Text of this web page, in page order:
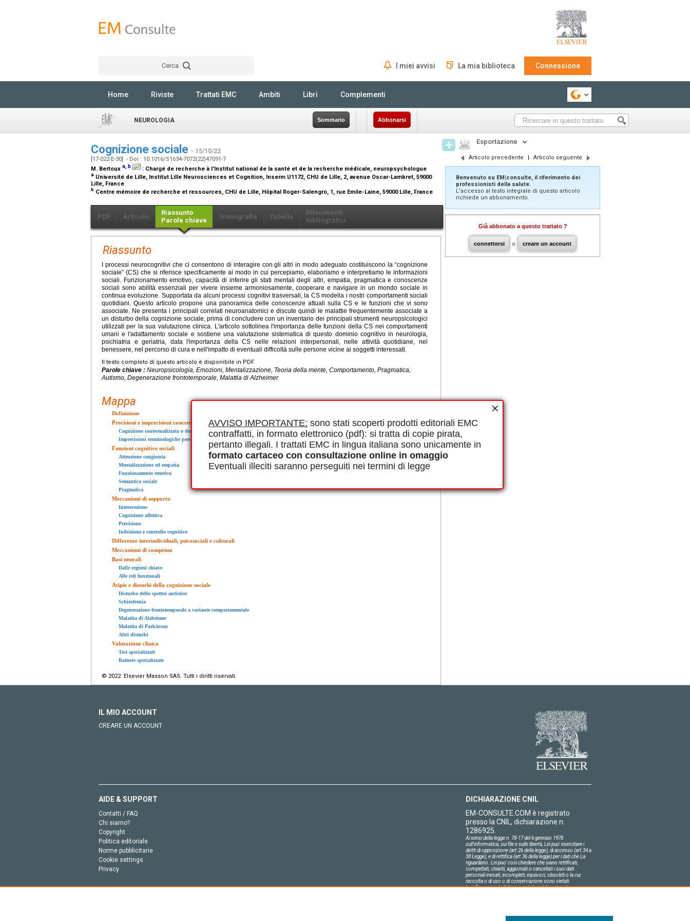
AVVISO IMPORTANTE: sono stati scoperti prodotti editoriali EMC
contraffatti, in formato elettronico (pdf): si tratta di copie pirata,
pertanto illegali. I trattati EMC in lingua italiana sono unicamente in
formato cartaceo con consultazione online in omaggio
Eventuali illeciti saranno perseguiti nei termini di legge
Cerca I miei avvisi La mia biblioteca Connessione
Home Riviste Trattati EMC Ambiti Libri Complementi
NEUROLOGIA Sommario Abbonarsi
Cognizione sociale - 15/10/22
[17-022-E-30] - Doi : 10.1016/S1634-7072(22)47091-7
M. Bertoux a, b : Chargé de recherche à l'Institut national de la santé et de la recherche médicale, neuropsychologue
a Université de Lille, Institut Lille Neurosciences et Cognition, Inserm U1172, CHU de Lille, 2, avenue Oscar-Lambret, 59000
Lille, France
b Centre mémoire de recherche et ressources, CHU de Lille, Hôpital Roger-Salengro, 1, rue Emile-Laine, 59000 Lille, France
PDF Articolo
Riassunto
Parole chiave
Iconografia Tabelle
Riferimenti
bibliografici
Riassunto
I processi neurocognitivi che ci consentono di interagire con gli altri in modo adeguato costituiscono la “cognizione
sociale” (CS) che si riferisce specificamente al modo in cui percepiamo, elaboriamo e interpretiamo le informazioni
sociali. Funzionamento emotivo, capacità di inferire gli stati mentali degli altri, empatia, pragmatica e conoscenze
sociali sono abilità essenziali per vivere insieme armoniosamente, cooperare e navigare in un mondo sociale in
continua evoluzione. Supportata da alcuni processi cognitivi trasversali, la CS modella i nostri comportamenti sociali
quotidiani. Questo articolo propone una panoramica delle conoscenze attuali sulla CS e le funzioni che vi sono
associate. Ne presenta i principali correlati neuroanatomici e discute quindi le malattie frequentemente associate a
un disturbo della cognizione sociale, prima di concludere con un inventario dei principali strumenti neuropsicologici
utilizzati per la sua valutazione clinica. L'articolo sottolinea l'importanza delle funzioni della CS nei comportamenti
umani e l'adattamento sociale e sostiene una valutazione sistematica di questo dominio cognitivo in neurologia,
psichiatria e geriatria, data l'importanza della CS nelle relazioni interpersonali, nelle attività quotidiane, nel
benessere, nel percorso di cura e nell'impatto di eventuali difficoltà sulle persone vicine ai soggetti interessati.
Il testo completo di questo articolo è disponibile in PDF.
Parole chiave : Neuropsicologia, Emozioni, Mentalizzazione, Teoria della mente, Comportamento, Pragmatica,
Autismo, Degenerazione frontotemporale, Malattia di Alzheimer
Mappa
Definizione
Precisioni e imprecisioni concettuali
Cognizione contestualizzata o dominio specifico?
Imprecisioni terminologiche persistenti
Funzioni cognitive sociali
Attenzione congiunta
Mentalizzazione ed empatia
Funzionamento emotivo
Semantica sociale
Pragmatica
Meccanismi di supporto
Interocezione
Cognizione affettiva
Previsione
Inibizione e controllo cognitivo
Differenze interindividuali, psicosociali e culturali
Meccanismi di compenso
Basi neurali
Dalle regioni chiave
Alle reti funzionali
Atipie e disturbi della cognizione sociale
Disturbo dello spettro autistico
Schizofrenia
Degenerazione frontotemporale a variante comportamentale
Malattia di Alzheimer
Malattia di Parkinson
Altri disturbi
Valutazione clinica
Test specializzati
Batterie specializzate
© 2022 Elsevier Masson SAS. Tutti i diritti riservati.
Esportazione
Articolo precedente | Articolo seguente
Benvenuto su EM|consulte, il riferimento dei
professionisti della salute.
L'accesso al testo integrale di questo articolo
richiede un abbonamento.
Già abbonato a questo trattato ?
connettersi o creare un account
IL MIO ACCOUNT
CREARE UN ACCOUNT
AIDE & SUPPORT
Contatti / FAQ
Chi siamo?
Copyright
Politica editoriale
Norme pubblicitarie
Cookie settings
Privacy
DICHIARAZIONE CNIL
EM-CONSULTE.COM è registrato
presso la CNIL, dichiarazione n.
1286925.
Ai sensi della legge n. 78-17 del 6 gennaio 1978
sull'informatica, sui file e sulle libertà, Lei puo' esercitare i
diritti di opposizione (art.26 della legge), di accesso (art.34 a
38 Legge), e di rettifica (art.36 della legge) per i dati che La
riguardano. Lei puo' cosi chiedere che siano rettificati,
compeltati, chiariti, aggiornati o cancellati i suoi dati
personali inesati, incompleti, equivoci, obsoleti o la cui
raccolta o di uso o di conservazione sono vietati.
Le informazioni relative ai visitatori del nostro sito,